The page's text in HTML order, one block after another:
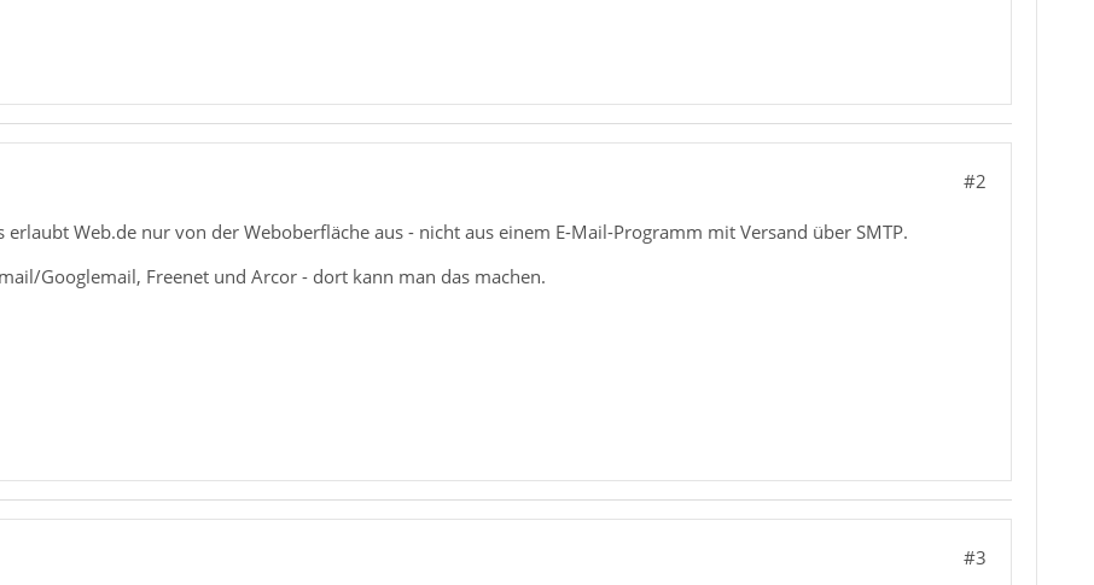
#2
erlaubt Web.de nur von der Weboberfläche aus - nicht aus einem E-Mail-Programm mit Versand über SMTP.
Googlemail, Freenet und Arcor - dort kann man das machen.
#3